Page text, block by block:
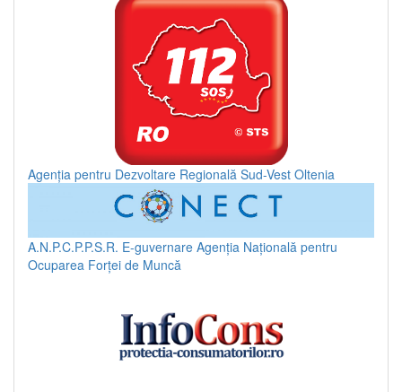
Agenția pentru Dezvoltare Regională Sud-Vest Oltenia
A.N.P.C.P.P.S.R. E-guvernare Agenția Națională pentru
Ocuparea Forței de Muncă